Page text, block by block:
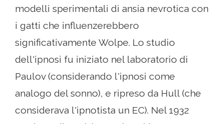
modelli sperimentali di ansia nevrotica con
i gatti che influenzerebbero
significativamente Wolpe. Lo studio
dell'ipnosi fu iniziato nel laboratorio di
Paulov (considerando l'ipnosi come
analogo del sonno), e ripreso da Hull (che
considerava l'ipnotista un EC). Nel 1932